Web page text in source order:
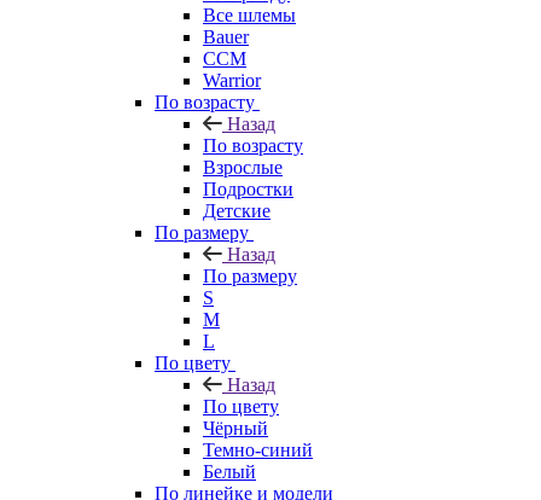
Все шлемы
Bauer
CCM
Warrior
По возрасту
Назад
По возрасту
Взрослые
Подростки
Детские
По размеру
Назад
По размеру
S
M
L
По цвету
Назад
По цвету
Чёрный
Темно-синий
Белый
По линейке и модели